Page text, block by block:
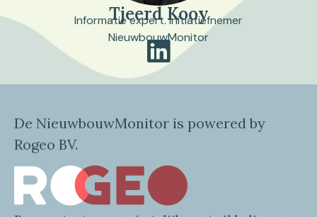
Tjeerd Kooy
Informatie expert. Initiatiefnemer
NieuwbouwMonitor
De NieuwbouwMonitor is powered by
Rogeo BV.